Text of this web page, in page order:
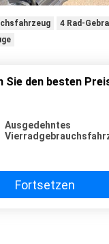
4 Rad-
Sie den besten
Ausgedehntes
Fortsetzen